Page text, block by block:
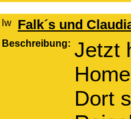
Falk´s und
Beschreibung: Jetzt
Dort